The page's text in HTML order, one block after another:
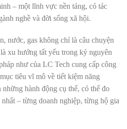
– một lĩnh vực nền tảng, có tác
nghề và đời sống xã hội.
nước, gas không chỉ là câu chuyện
xu hướng tất yếu trong kỷ nguyên
như của LC Tech cung cấp công
tiêu vĩ mô về tiết kiệm năng
hành động cụ thể, có thể đo
– từng doanh nghiệp, từng hộ gia